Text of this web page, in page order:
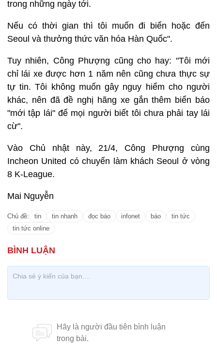
trong những ngày tới.
Nếu có thời gian thì tôi muốn đi biển hoặc đến
Seoul và thưởng thức văn hóa Hàn Quốc".
Tuy nhiên, Công Phượng cũng cho hay: "Tôi mới
chỉ lái xe được hơn 1 năm nên cũng chưa thực sự
tự tin. Tôi không muốn gây nguy hiểm cho người
khác, nên đã đề nghị hãng xe gắn thêm biển báo
"mới tập lái" để mọi người biết tôi chưa phải tay lái
cừ".
Vào Chủ nhật này, 21/4, Công Phượng cùng
Incheon United có chuyến làm khách Seoul ở vòng
8 K-League.
Mai Nguyễn
Chủ đề: tin tin nhanh đọc báo infonet báo
tin tức
tin tức online